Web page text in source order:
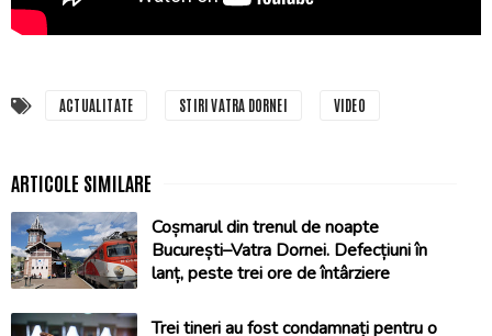
ACTUALITATE STIRI VATRA DORNEI VIDEO
Coșmarul din trenul de noapte
București–Vatra Dornei. Defecțiuni în
lanț, peste trei ore de întârziere
Trei tineri au fost condamnați pentru o